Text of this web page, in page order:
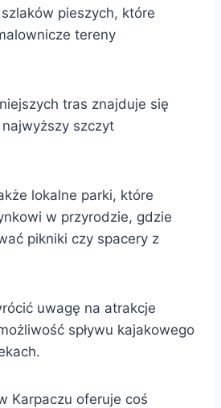
pieszych, które
tereny
tras znajduje się
szczyt
lokalne parki, które
w przyrodzie, gdzie
pikniki czy spacery z
uwagę na atrakcje
spływu kajakowego
Karpaczu oferuje coś